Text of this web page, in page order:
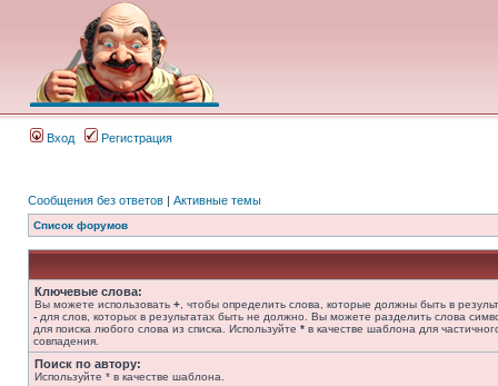
Вход Регистрация
Сообщения без ответов | Активные темы
Список форумов
Ключевые слова:
Вы можете использовать + , чтобы определить слова, которые должны быть в
- для слов, которых в результатах быть не должно. Вы можете разделить слова
для поиска любого слова из списка. Используйте * в качестве шаблона для
совпадения.
Поиск по автору:
Используйте * в качестве шаблона.